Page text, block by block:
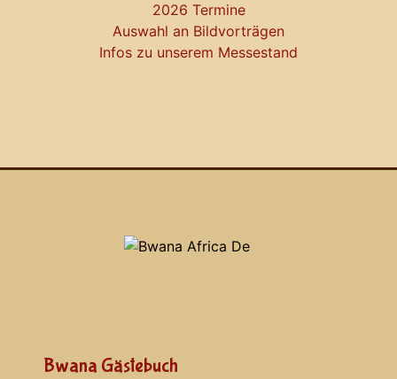
2026 Termine
Auswahl an Bildvorträgen
Infos zu unserem Messestand
Bwana Gästebuch